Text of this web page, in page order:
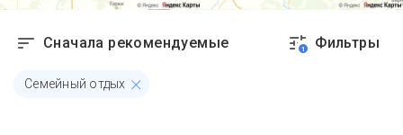
Сначала рекомендуемые 1 Фильтры
Семейный отдых